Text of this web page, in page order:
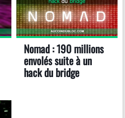
Nomad : 190 millions
envolés suite à un
hack du bridge